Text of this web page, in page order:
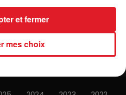
Légales
mes choix
et fermer